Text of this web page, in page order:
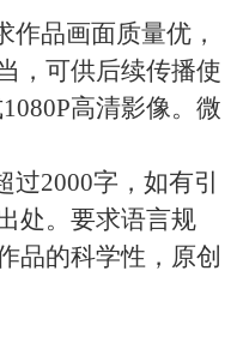
作品画面质量优，
，可供后续传播使
1080P高清影像。微
过2000字， 如有引
处。 要求语言规
品的科学性，原创